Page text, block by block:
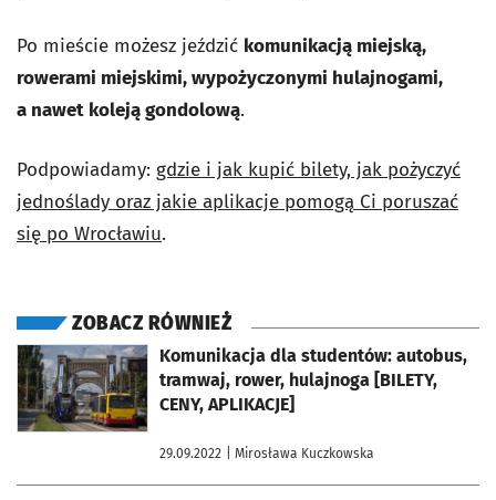
Po mieście możesz jeździć komunikacją miejską,
rowerami miejskimi, wypożyczonymi hulajnogami,
a nawet koleją gondolową.
Podpowiadamy: gdzie i jak kupić bilety, jak pożyczyć
jednoślady oraz jakie aplikacje pomogą Ci poruszać
się po Wrocławiu.
ZOBACZ RÓWNIEŻ
Komunikacja dla studentów: autobus,
tramwaj, rower, hulajnoga [BILETY,
CENY, APLIKACJE]
29.09.2022 | Mirosława Kuczkowska
otworzy się w nowej karcie